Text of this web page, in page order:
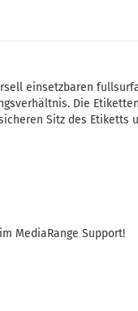
einsetzbaren
Die
Sitz des
MediaRange Support!